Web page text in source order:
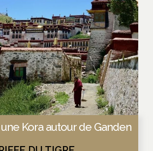
Kora autour de Ganden